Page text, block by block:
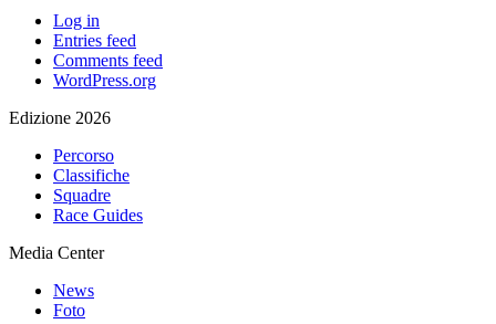
Log in
Entries feed
Comments feed
WordPress.org
Edizione 2026
Percorso
Classifiche
Squadre
Race Guides
Media Center
News
Foto